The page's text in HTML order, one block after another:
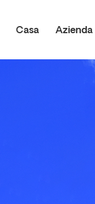
Casa Azienda